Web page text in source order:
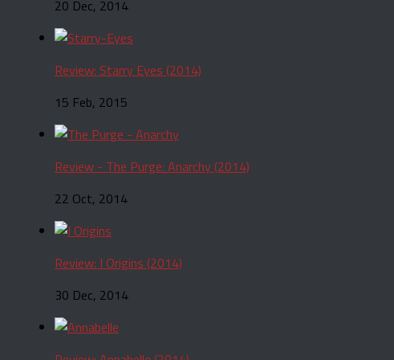
20 Dec, 2014
Review: Starry Eyes (2014)
15 Feb, 2015
Review - The Purge: Anarchy (2014)
22 Oct, 2014
Review: I Origins (2014)
30 Dec, 2014